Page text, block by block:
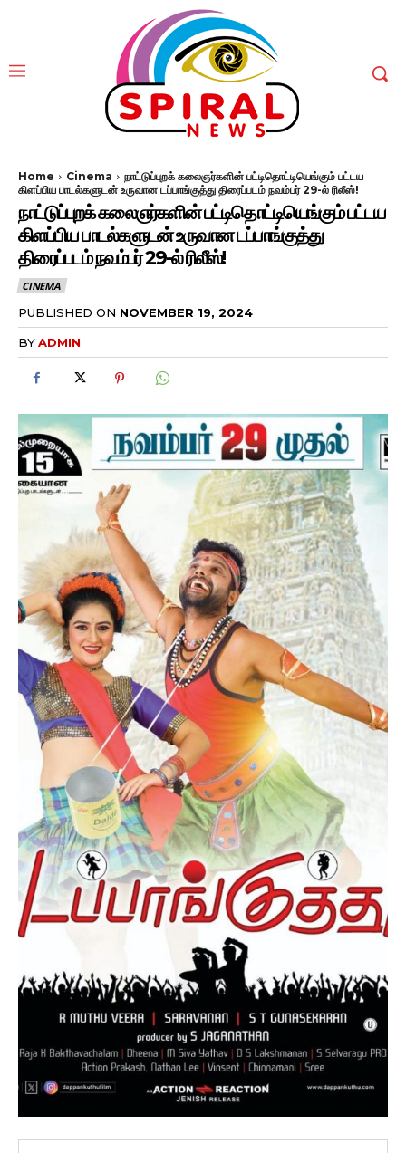
Home Cinema
நாட்டுப்புறக் கலைஞர்களின் பட்டிதொட்டியெங்கும் பட்டய
கிளப்பிய பாடல்களுடன் உருவான டப்பாங்குத்து திரைப்படம் நவம்பர் 29-ல் ரிலீஸ்!
நாட்டுப்புறக் கலைஞர்களின் பட்டிதொட்டியெங்கும் பட்டய
கிளப்பிய பாடல்களுடன் உருவான டப்பாங்குத்து
திரைப்படம் நவம்பர் 29-ல் ரிலீஸ்!
CINEMA
PUBLISHED ON NOVEMBER 19, 2024
BYADMIN